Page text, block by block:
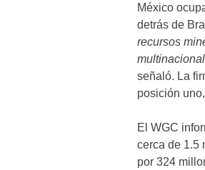
México
detrás de
recursos
señaló. La
posición
El WGC
cerca de 1.5
por 324